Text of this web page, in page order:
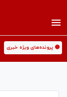
🟡 پرونده‌های ویژه خبری